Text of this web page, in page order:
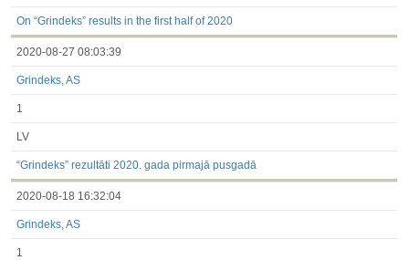
On “Grindeks” results in the first half of 2020
2020-08-27 08:03:39
Grindeks, AS
1
LV
“Grindeks” rezultāti 2020. gada pirmajā pusgadā
2020-08-18 16:32:04
Grindeks, AS
1